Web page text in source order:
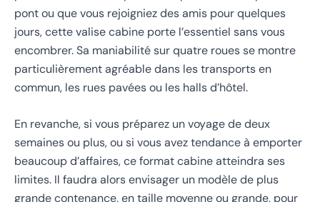
pont ou que vous rejoigniez des amis pour quelques
jours, cette valise cabine porte l’essentiel sans vous
encombrer. Sa maniabilité sur quatre roues se montre
particulièrement agréable dans les transports en
commun, les rues pavées ou les halls d’hôtel.
En revanche, si vous préparez un voyage de deux
semaines ou plus, ou si vous avez tendance à emporter
beaucoup d’affaires, ce format cabine atteindra ses
limites. Il faudra alors envisager un modèle de plus
grande contenance, en taille moyenne ou grande, pour